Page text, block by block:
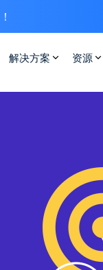
！
解决方案 资源